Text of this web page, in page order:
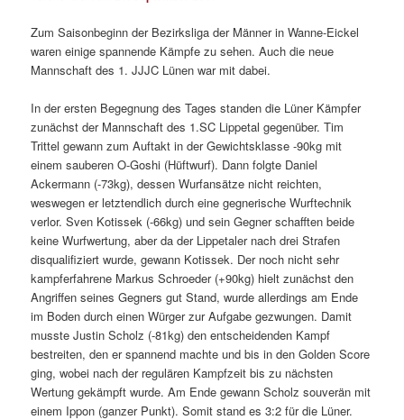
Zum Saisonbeginn der Bezirksliga der Männer in Wanne-Eickel
waren einige spannende Kämpfe zu sehen. Auch die neue
Mannschaft des 1. JJJC Lünen war mit dabei.
In der ersten Begegnung des Tages standen die Lüner Kämpfer
zunächst der Mannschaft des 1.SC Lippetal gegenüber. Tim
Trittel gewann zum Auftakt in der Gewichtsklasse -90kg mit
einem sauberen O-Goshi (Hüftwurf). Dann folgte Daniel
Ackermann (-73kg), dessen Wurfansätze nicht reichten,
weswegen er letztendlich durch eine gegnerische Wurftechnik
verlor. Sven Kotissek (-66kg) und sein Gegner schafften beide
keine Wurfwertung, aber da der Lippetaler nach drei Strafen
disqualifiziert wurde, gewann Kotissek. Der noch nicht sehr
kampferfahrene Markus Schroeder (­­­+90kg) hielt zunächst den
Angriffen seines Gegners gut Stand, wurde allerdings am Ende
im Boden durch einen Würger zur Aufgabe gezwungen. Damit
musste Justin Scholz (-81kg) den entscheidenden Kampf
bestreiten, den er spannend machte und bis in den Golden Score
ging, wobei nach der regulären Kampfzeit bis zu nächsten
Wertung gekämpft wurde. Am Ende gewann Scholz souverän mit
einem Ippon (ganzer Punkt). Somit stand es 3:2 für die Lüner.